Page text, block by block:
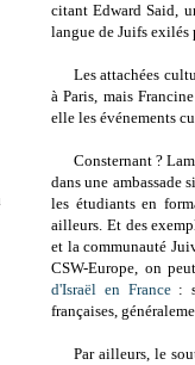
citant Edward Said,
langue de Juifs exilés
Les attachées
à Paris, mais
elle les événements
Consternant ?
dans une ambassade
les étudiants en
ailleurs. Et des
et la communauté
CSW-Europe, on
d'Israël en France:
françaises,
Par ailleurs, le